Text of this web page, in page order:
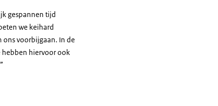
gespannen tijd
we keihard
ons voorbijgaan. In de
hebben hiervoor ook